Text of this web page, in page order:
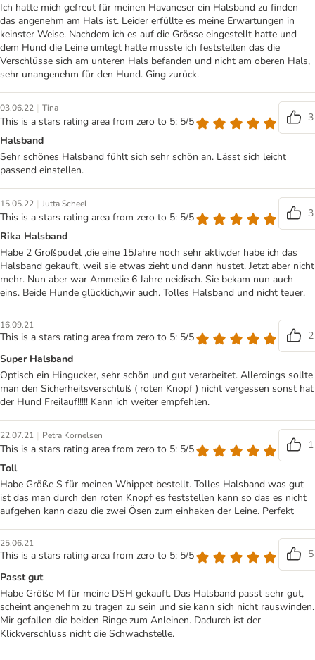
Ich hatte mich gefreut für meinen Havaneser ein Halsband zu finden
das angenehm am Hals ist. Leider erfüllte es meine Erwartungen in
keinster Weise. Nachdem ich es auf die Grösse eingestellt hatte und
dem Hund die Leine umlegt hatte musste ich feststellen das die
Verschlüsse sich am unteren Hals befanden und nicht am oberen Hals,
sehr unangenehm für den Hund. Ging zurück.
03.06.22 | Tina
This is a stars rating area from zero to 5: 5/5
3
Halsband
Sehr schönes Halsband fühlt sich sehr schön an. Lässt sich leicht
passend einstellen.
15.05.22 | Jutta Scheel
This is a stars rating area from zero to 5: 5/5
3
Rika Halsband
Habe 2 Großpudel ,die eine 15Jahre noch sehr aktiv,der habe ich das
Halsband gekauft, weil sie etwas zieht und dann hustet. Jetzt aber nicht
mehr. Nun aber war Ammelie 6 Jahre neidisch. Sie bekam nun auch
eins. Beide Hunde glücklich,wir auch. Tolles Halsband und nicht teuer.
16.09.21
This is a stars rating area from zero to 5: 5/5
2
Super Halsband
Optisch ein Hingucker, sehr schön und gut verarbeitet. Allerdings sollte
man den Sicherheitsverschluß ( roten Knopf ) nicht vergessen sonst hat
der Hund Freilauf!!!!! Kann ich weiter empfehlen.
22.07.21 | Petra Kornelsen
This is a stars rating area from zero to 5: 5/5
1
Toll
Habe Größe S für meinen Whippet bestellt. Tolles Halsband was gut
ist das man durch den roten Knopf es feststellen kann so das es nicht
aufgehen kann dazu die zwei Ösen zum einhaken der Leine. Perfekt
25.06.21
This is a stars rating area from zero to 5: 5/5
5
Passt gut
Habe Größe M für meine DSH gekauft. Das Halsband passt sehr gut,
scheint angenehm zu tragen zu sein und sie kann sich nicht rauswinden.
Mir gefallen die beiden Ringe zum Anleinen. Dadurch ist der
Klickverschluss nicht die Schwachstelle.